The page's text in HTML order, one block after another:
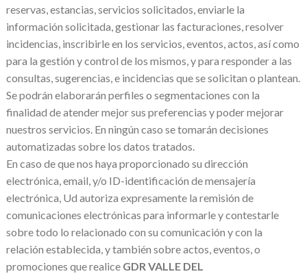
reservas, estancias, servicios solicitados, enviarle la
información solicitada, gestionar las facturaciones, resolver
incidencias, inscribirle en los servicios, eventos, actos, así como
para la gestión y control de los mismos, y para responder a las
consultas, sugerencias, e incidencias que se solicitan o plantean.
Se podrán elaborarán perfiles o segmentaciones con la
finalidad de atender mejor sus preferencias y poder mejorar
nuestros servicios. En ningún caso se tomarán decisiones
automatizadas sobre los datos tratados.
En caso de que nos haya proporcionado su dirección
electrónica, email, y/o ID-identificación de mensajería
electrónica, Ud autoriza expresamente la remisión de
comunicaciones electrónicas para informarle y contestarle
sobre todo lo relacionado con su comunicación y con la
relación establecida, y también sobre actos, eventos, o
promociones que realice GDR VALLE DEL